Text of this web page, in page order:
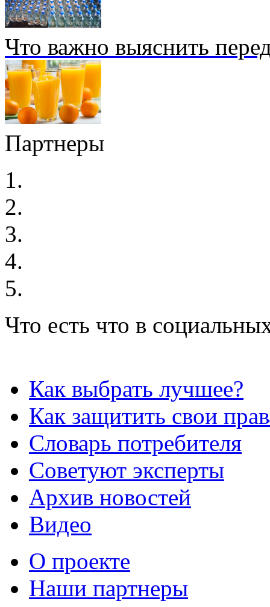
Что важно выяснить
Партнеры
Что есть что в
Как выбрать лучшее?
Как защитить свои
Словарь потребителя
Советуют эксперты
Архив новостей
Видео
О проекте
Наши партнеры